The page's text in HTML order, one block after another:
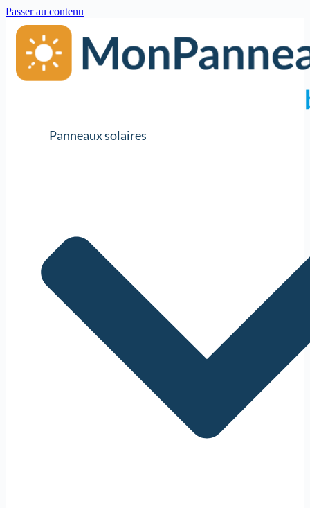
Passer au contenu
Panneaux solaires